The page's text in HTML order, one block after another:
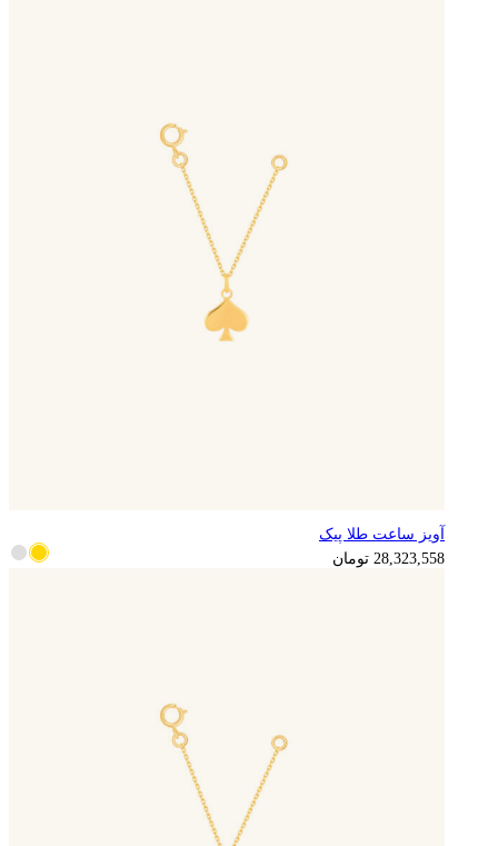
7,080,890 تومانآویز ساعت طلا پیک
28,323,558 تومان